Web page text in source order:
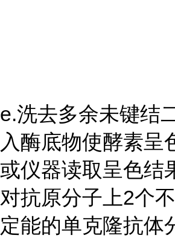
e.洗去多余未键结
入酶底物使酵素呈
或仪器读取呈色结
对抗原分子上2个
定能的单克隆抗体